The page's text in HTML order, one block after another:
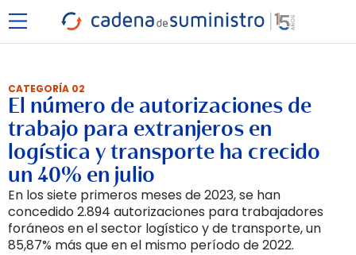
CATEGORÍA 02
El número de autorizaciones de
trabajo para extranjeros en
logística y transporte ha crecido
un 40% en julio
En los siete primeros meses de 2023, se han
concedido 2.894 autorizaciones para trabajadores
foráneos en el sector logístico y de transporte, un
85,87% más que en el mismo período de 2022.